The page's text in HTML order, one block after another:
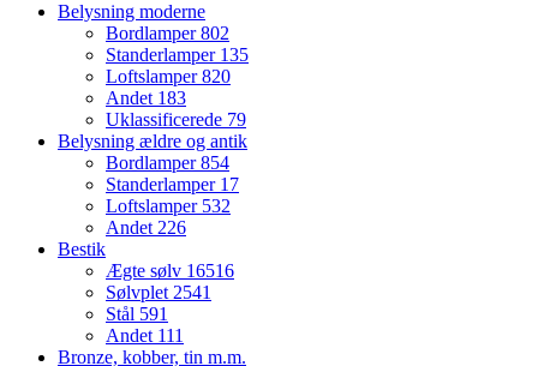
Belysning moderne
Bordlamper802
Standerlamper 135
Loftslamper820
Andet 183
Uklassificerede 79
Belysning ældre og antik
Bordlamper854
Standerlamper 17
Loftslamper 532
Andet226
Bestik
Ægte sølv 16516
Sølvplet2541
Stål 591
Andet 111
Bronze, kobber, tin m.m.